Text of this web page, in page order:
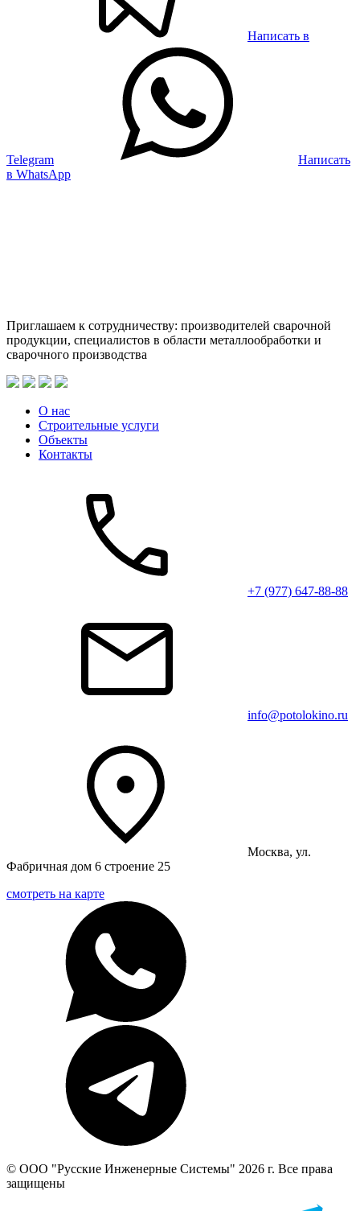
Написать в
Telegram
Написать
в WhatsApp
Приглашаем к сотрудничеству: производителей сварочной
продукции, специалистов в области металлообработки и
сварочного производства
О нас
Строительные услуги
Объекты
Контакты
+7 (977) 647-88-88
info@potolokino.ru
Москва, ул.
Фабричная дом 6 строение 25
смотреть на карте
© ООО "Русские Инженерные Системы" 2026 г. Все права
защищены